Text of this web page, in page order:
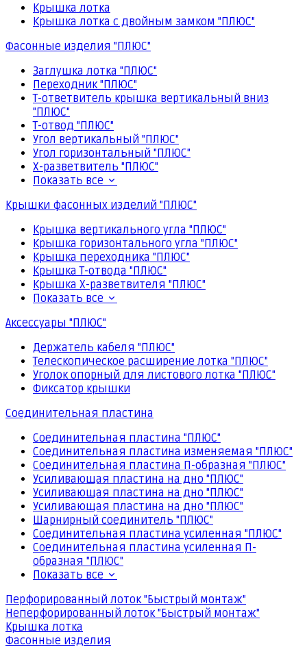
Крышка лотка
Крышка лотка с двойным замком "ПЛЮС"
Фасонные изделия "ПЛЮС"
Заглушка лотка "ПЛЮС"
Переходник "ПЛЮС"
Т-ответвитель крышка вертикальный вниз
"ПЛЮС"
Т-отвод "ПЛЮС"
Угол вертикальный "ПЛЮС"
Угол горизонтальный "ПЛЮС"
Х-разветвитель "ПЛЮС"
Показать все
Крышки фасонных изделий "ПЛЮС"
Крышка вертикального угла "ПЛЮС"
Крышка горизонтального угла "ПЛЮС"
Крышка переходника "ПЛЮС"
Крышка Т-отвода "ПЛЮС"
Крышка Х-разветвителя "ПЛЮС"
Показать все
Аксессуары "ПЛЮС"
Держатель кабеля "ПЛЮС"
Телескопическое расширение лотка "ПЛЮС"
Уголок опорный для листового лотка "ПЛЮС"
Фиксатор крышки
Соединительная пластина
Соединительная пластина "ПЛЮС"
Соединительная пластина изменяемая "ПЛЮС"
Соединительная пластина П-образная "ПЛЮС"
Усиливающая пластина на дно "ПЛЮС"
Усиливающая пластина на дно "ПЛЮС"
Усиливающая пластина на дно "ПЛЮС"
Шарнирный соединитель "ПЛЮС"
Соединительная пластина усиленная "ПЛЮС"
Соединительная пластина усиленная П-
образная "ПЛЮС"
Показать все
Перфорированный лоток "Быстрый монтаж"
Неперфорированный лоток "Быстрый монтаж"
Крышка лотка
Фасонные изделия